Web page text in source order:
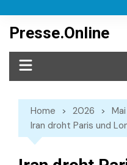
content
Presse.Online
Home 2026 Mai
Iran droht Paris und